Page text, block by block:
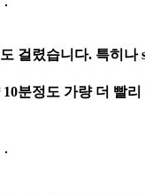
걸렸습니다. 특히나
분정도 가량 더 빨